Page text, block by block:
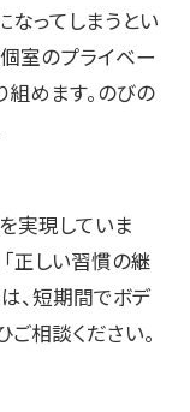
なってしまうとい
室のプライベー
組めます。のびの
実現していま
正しい習慣の継
、短期間でボデ
相談ください。